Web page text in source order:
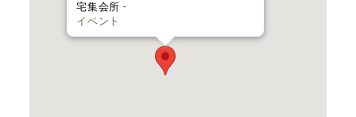
宅集会所 -
イベント